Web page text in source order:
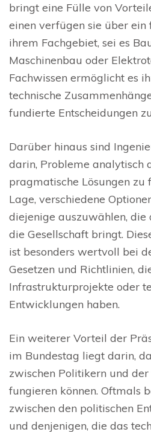
bringt eine Fülle von
einen verfügen sie über
ihrem Fachgebiet, sei es
Maschinenbau oder
Fachwissen ermöglicht es
technische
fundierte Entscheidungen
Darüber hinaus sind
darin, Probleme analytisch
pragmatische Lösungen zu
Lage, verschiedene
diejenige auszuwählen, die
die Gesellschaft bringt.
ist besonders wertvoll bei
Gesetzen und Richtlinien,
Infrastrukturprojekte oder
Entwicklungen haben.
Ein weiterer Vorteil der
im Bundestag liegt darin,
zwischen Politikern und
fungieren können. Oftmals
zwischen den politischen
und denjenigen, die das